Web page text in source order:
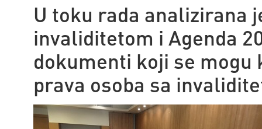
U toku rada analizirana
invaliditetom i Agenda
dokumenti koji se mogu
prava osoba sa